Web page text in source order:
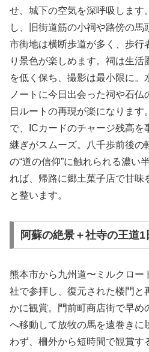
せ、城下の空気を深呼吸します
し、旧街道筋の小祠や路傍の馬
市街地は横断歩道が多く、歩行
り景色が楽しめます。祠は生
を低く保ち、撮影は最小限に。
ノートに今日出会った祠や石
日ルートの再現が楽になります
で、ICカードのチャージ残高を
継ぎがスムーズ。八千歩前後の
の“道の信仰”に触れられる濃い
れば、帰路に郷土菓子店で甘味
と整います。
阿蘇の絶景＋社寺の王道1
熊本市から九州道〜ミルクロー
社で参拝し、復元された楼門と
かに観賞。門前町商店街で早め
へ移動して放牧の馬を遠巻きに
わず、柵外から短時間で観賞す